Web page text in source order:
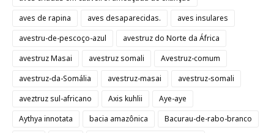
aves de rapina
aves desaparecidas.
aves insulares
avestru-de-pescoço-azul
avestruz do Norte da África
avestruz Masai
avestruz somali
Avestruz-comum
avestruz-da-Somália
avestruz-masai
avestruz-somali
aveztruz sul-africano
Axis kuhlii
Aye-aye
Aythya innotata
bacia amazônica
Bacurau-de-rabo-branco